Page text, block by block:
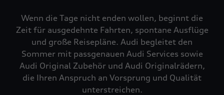
Wenn die Tage nicht enden wollen, beginnt die
Zeit für ausgedehnte Fahrten, spontane Ausflüge
und große Reisepläne. Audi begleitet den
Sommer mit passgenauen Audi Services sowie
Audi Original Zubehör und Audi Originalrädern,
die Ihren Anspruch an Vorsprung und Qualität
unterstreichen.